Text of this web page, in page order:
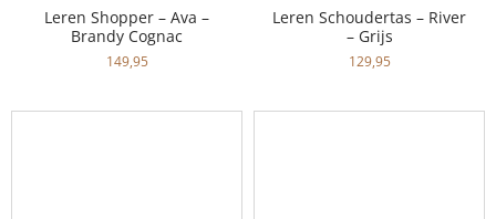
Leren Shopper – Ava –
Brandy Cognac
149,95
Leren Schoudertas – River
– Grijs
129,95